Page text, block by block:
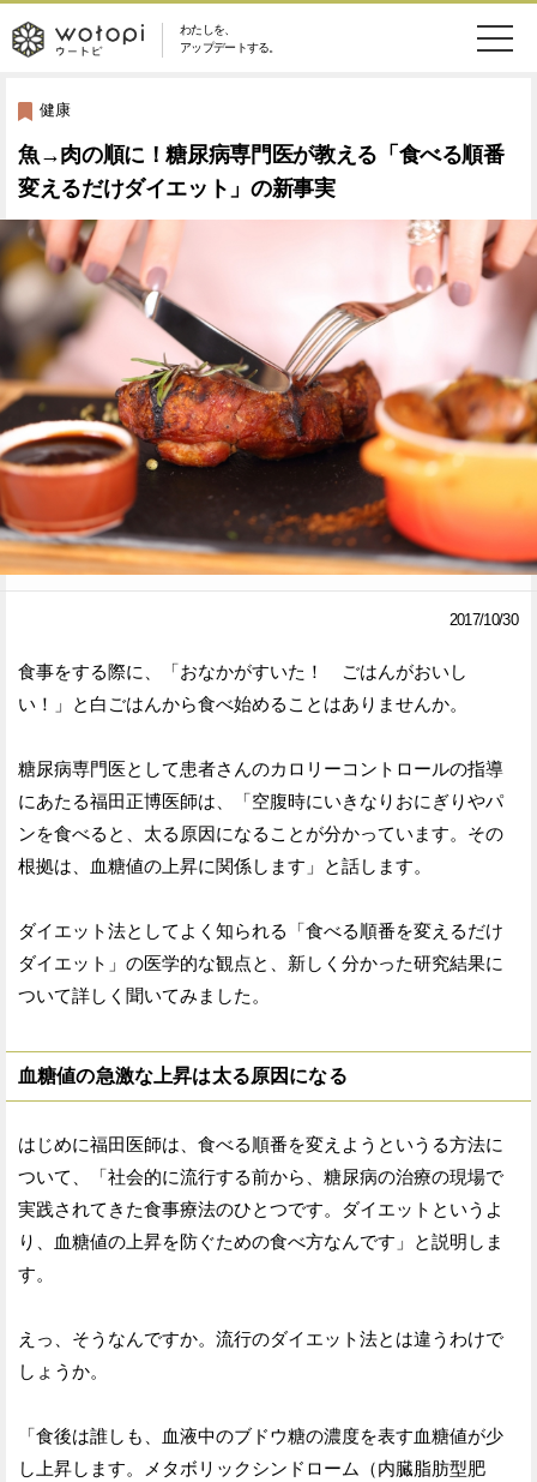
わたしを、
アップデートする。
wotopi
-
ウ
ー
ト
ピ
メ
ニ
ュ
ー
美容・コスメ 妊娠・出産
健康 ワークスタイル
ライフスタイル ファッション
ソーシャル
アイテム
索
ウートピとは？
Facebook
シ
ア
す
る
Twitter
シ
ア
す
る
健康
魚→肉の順に！糖尿病専門医が教える「食べる順番
変えるだけダイエット」の新事実
2017/10/30
食事をする際に、「おなかがすいた！ ごはんがおいし
い！」と白ごはんから食べ始めることはありませんか。
糖尿病専門医として患者さんのカロリーコントロールの指導
にあたる福田正博医師は、「空腹時にいきなりおにぎりやパ
ンを食べると、太る原因になることが分かっています。その
根拠は、血糖値の上昇に関係します」と話します。
ダイエット法としてよく知られる「食べる順番を変えるだけ
ダイエット」の医学的な観点と、新しく分かった研究結果に
ついて詳しく聞いてみました。
血糖値の急激な上昇は太る原因になる
はじめに福田医師は、食べる順番を変えようというる方法に
ついて、「社会的に流行する前から、糖尿病の治療の現場で
実践されてきた食事療法のひとつです。ダイエットというよ
り、血糖値の上昇を防ぐための食べ方なんです」と説明しま
す。
えっ、そうなんですか。流行のダイエット法とは違うわけで
しょうか。
「食後は誰しも、血液中のブドウ糖の濃度を表す血糖値が少
し上昇します。メタボリックシンドローム（内臓脂肪型肥